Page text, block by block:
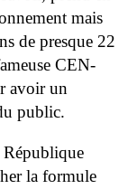
mais
de presque 22
CEN-
avoir un
public.
République
la formule